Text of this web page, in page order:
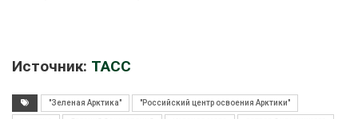
Источник: ТАСС
"Зеленая Арктика" "Российский центр освоения Арктики"